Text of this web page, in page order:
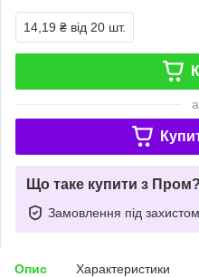
14,19 ₴ від 20 шт.
Що таке купити з Пром?
Замовлення під захистом
Опис Характеристики